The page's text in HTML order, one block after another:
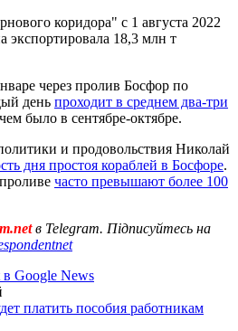
коридора" с 1 августа 2022
экспортировала 18,3 млн т
через пролив Босфор по
день проходит в среднем два-три
было в сентябре-октябре.
и продовольствия Николай
дня простоя кораблей в Босфоре.
часто превышают более 100
в Telegram. Підписуйтесь на
в Google News
платить пособия работникам